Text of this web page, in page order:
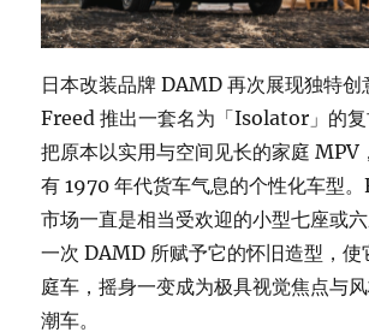
日本改装品牌 DAMD 再次展现独特
Freed 推出一套名为「Isolator」的复
把原本以实用与空间见长的家庭 MPV
有 1970 年代货车气息的个性化车型
市场一直是相当受欢迎的小型七座或
一次 DAMD 所赋予它的怀旧造型，使
庭车，摇身一变成为极具视觉焦点与
潮车。